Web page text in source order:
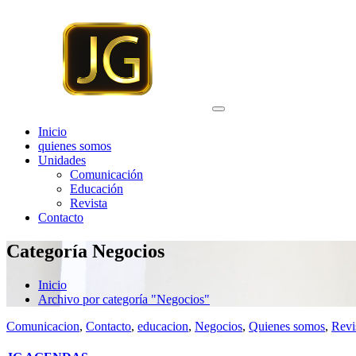
Inicio
quienes somos
Unidades
Comunicación
Educación
Revista
Contacto
Categoría Negocios
Inicio
Archivo por categoría "Negocios"
Comunicacion, Contacto, educacion, Negocios, Quienes somos,